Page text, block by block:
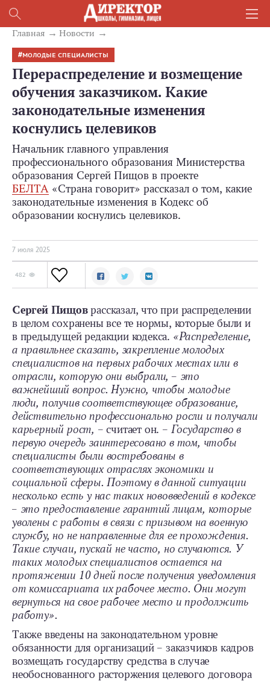
Главная Новости
МОЛОДЫЕ СПЕЦИАЛИСТЫ
Перераспределение и возмещение
обучения заказчиком. Какие
законодательные изменения
коснулись целевиков
Начальник главного управления
профессионального образования Министерства
образования Сергей Пищов в проекте
БЕЛТА «Страна говорит» рассказал о том, какие
законодательные изменения в Кодекс об
образовании коснулись целевиков.
7 июля 2025
482
Сергей Пищоврассказал, что при распределении
в целом сохранены все те нормы, которые были и
в предыдущей редакции кодекса. «Распределение,
а правильнее сказать, закрепление молодых
специалистов на первых рабочих местах или в
отрасли, которую они выбрали, – это
важнейший вопрос. Нужно, чтобы молодые
люди, получив соответствующее образование,
действительно профессионально росли и получали
карьерный рост, – считает он. – Государство в
первую очередь заинтересовано в том, чтобы
специалисты были востребованы в
соответствующих отраслях экономики и
социальной сферы. Поэтому в данной ситуации
несколько есть у нас таких нововведений в кодексе
– это предоставление гарантий лицам, которые
уволены с работы в связи с призывом на военную
службу, но не направленные для ее прохождения.
Такие случаи, пускай не часто, но случаются. У
таких молодых специалистов остается на
протяжении 10 дней после получения уведомления
от комиссариата их рабочее место. Они могут
вернуться на свое рабочее место и продолжить
работу».
Также введены на законодательном уровне
обязанности для организаций – заказчиков кадров
возмещать государству средства в случае
необоснованного расторжения целевого договора